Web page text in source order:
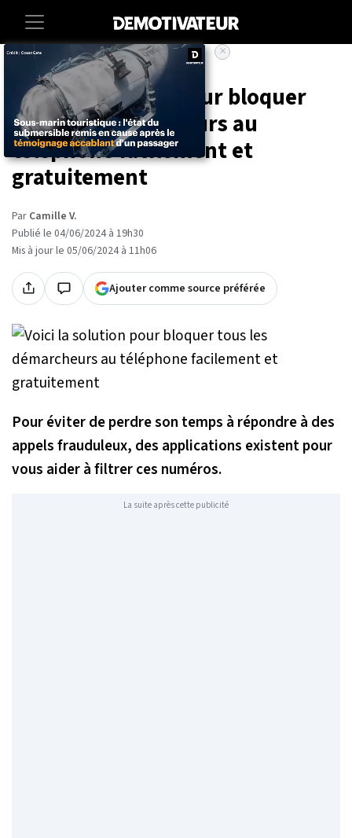
Lifestyle
Voici la solution pour bloquer
tous les démarcheurs au
téléphone facilement et
gratuitement
Par Camille V.
Publié le 04/06/2024 à 19h30
Mis à jour le 05/06/2024 à 11h06
Ajouter comme source préférée
Pour éviter de perdre son temps à répondre à des
appels frauduleux, des applications existent pour
vous aider à filtrer ces numéros.
La suite après cette publicité
×